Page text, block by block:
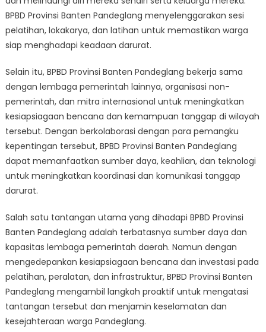
BPBD Provinsi Banten Pandeglang menyelenggarakan sesi
pelatihan, lokakarya, dan latihan untuk memastikan warga
siap menghadapi keadaan darurat.
Selain itu, BPBD Provinsi Banten Pandeglang bekerja sama
dengan lembaga pemerintah lainnya, organisasi non-
pemerintah, dan mitra internasional untuk meningkatkan
kesiapsiagaan bencana dan kemampuan tanggap di wilayah
tersebut. Dengan berkolaborasi dengan para pemangku
kepentingan tersebut, BPBD Provinsi Banten Pandeglang
dapat memanfaatkan sumber daya, keahlian, dan teknologi
untuk meningkatkan koordinasi dan komunikasi tanggap
darurat.
Salah satu tantangan utama yang dihadapi BPBD Provinsi
Banten Pandeglang adalah terbatasnya sumber daya dan
kapasitas lembaga pemerintah daerah. Namun dengan
mengedepankan kesiapsiagaan bencana dan investasi pada
pelatihan, peralatan, dan infrastruktur, BPBD Provinsi Banten
Pandeglang mengambil langkah proaktif untuk mengatasi
tantangan tersebut dan menjamin keselamatan dan
kesejahteraan warga Pandeglang.